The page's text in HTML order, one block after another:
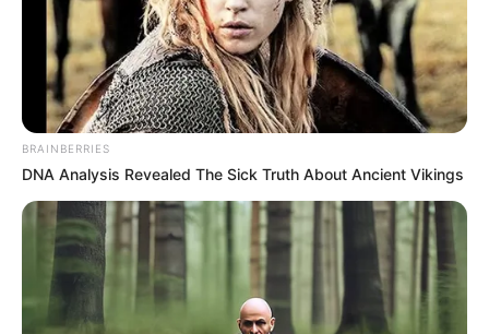
BRAINBERRIES
DNA Analysis Revealed The Sick Truth About Ancient Vikings